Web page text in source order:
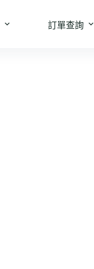
訂單查詢